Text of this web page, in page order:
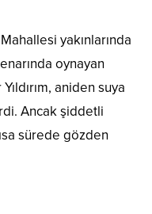
yakınlarında
oynayan
aniden suya
Ancak şiddetli
sürede gözden